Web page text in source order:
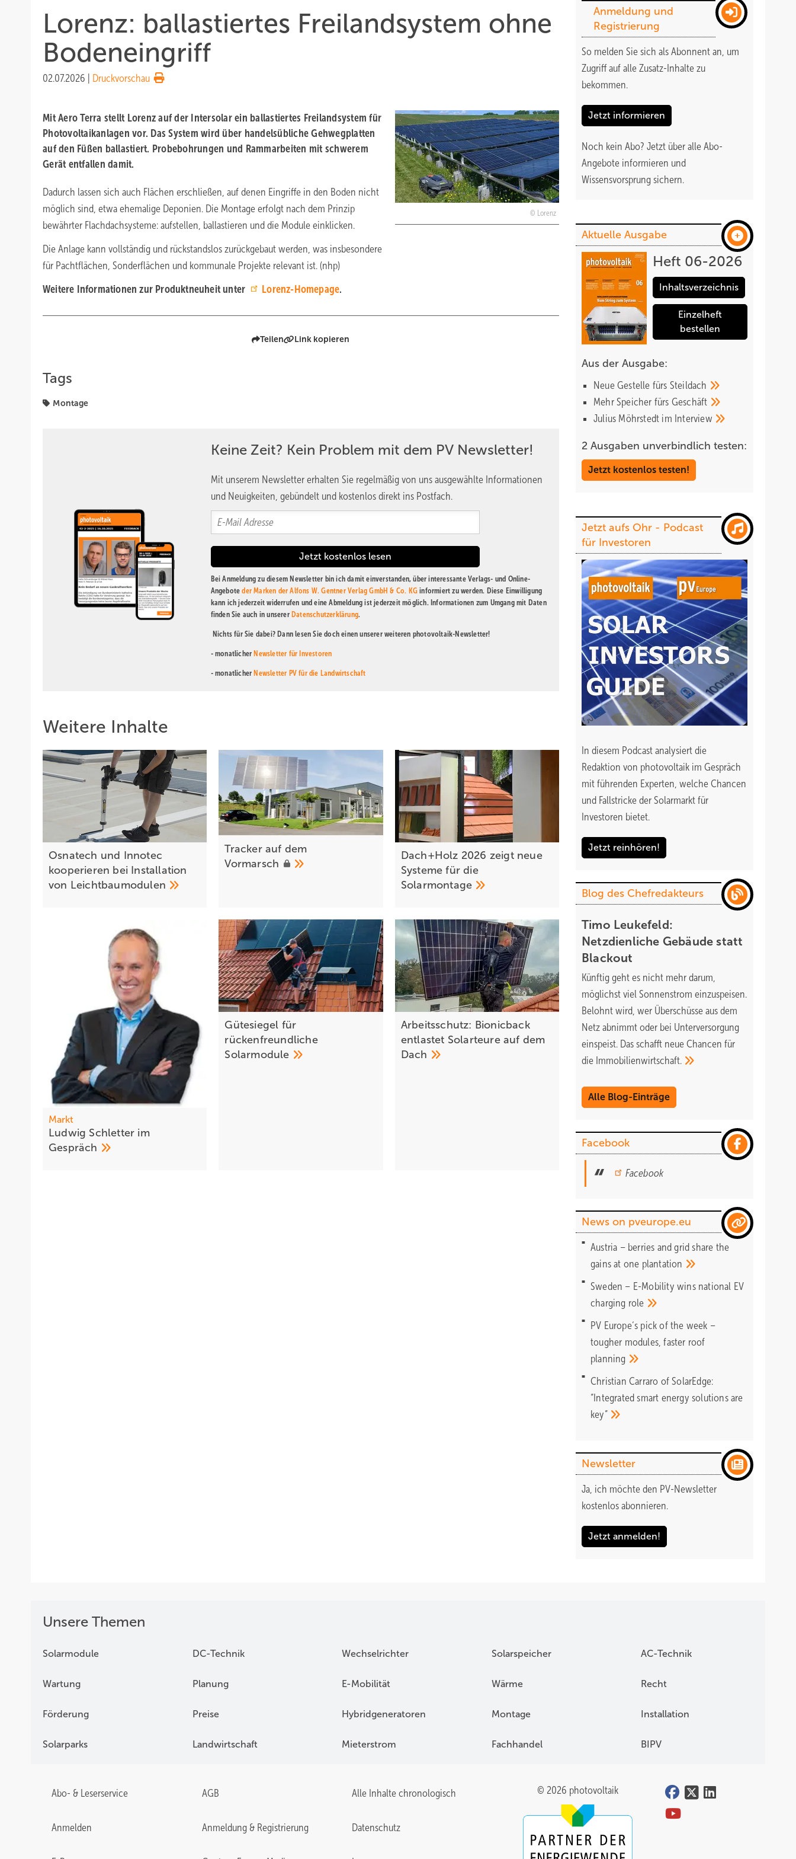
Lorenz: ballastiertes Freilandsystem ohne
Bodeneingriff
02.07.2026 Druckvorschau
Lorenz
Mit Aero Terra stellt Lorenz auf der Intersolar ein ballastiertes Freilandsystem für
Photovoltaikanlagen vor. Das System wird über handelsübliche Gehwegplatten
auf den Füßen ballastiert. Probebohrungen und Rammarbeiten mit schwerem
Gerät entfallen damit.
Dadurch lassen sich auch Flächen erschließen, auf denen Eingriffe in den Boden nicht
möglich sind, etwa ehemalige Deponien. Die Montage erfolgt nach dem Prinzip
bewährter Flachdachsysteme: aufstellen, ballastieren und die Module einklicken.
Die Anlage kann vollständig und rückstandslos zurückgebaut werden, was insbesondere
für Pachtflächen, Sonderflächen und kommunale Projekte relevant ist. (nhp)
Weitere Informationen zur Produktneuheit unter
Lorenz-Homepage.
Teilen Link kopieren
Tags
Montage
Keine Zeit? Kein Problem mit dem PV Newsletter!
Mit unserem Newsletter erhalten Sie regelmäßig von uns ausgewählte Informationen
und Neuigkeiten, gebündelt und kostenlos direkt ins Postfach.
Bei Anmeldung zu diesem Newsletter bin ich damit einverstanden, über interessante Verlags- und Online-
Angeboteder Marken der Alfons W. Gentner Verlag GmbH & Co. KG informiert zu werden. Diese Einwilligung
kann ich jederzeit widerrufen und eine Abmeldung ist jederzeit möglich. Informationen zum Umgang mit Daten
finden Sie auch in unserer Datenschutzerklärung.
Nichts für Sie dabei? Dann lesen Sie doch einen unserer weiteren photovoltaik-Newsletter!
- monatlicher Newsletter für Investoren
- monatlicher Newsletter PV für die Landwirtschaft
Weitere Inhalte
Osnatech und Innotec
kooperieren bei Installation
von Leichtbaumodulen
Tracker au f dem
Vormarsch
Dach+Holz 2026 zeigt neue
Systeme für die
Solarmontage
Markt
Ludwig Schletter im
Gespräch
Gütesiegel für
rückenfreundliche
Solarmodule
Arbeitsschutz: Bionicback
entlastet Solarteure auf dem
Dach
Anmeldung und
Registrierung
So melden Sie sich als Abonnent an, um
Zugriff auf alle Zusatz-Inhalte zu
bekommen.
Jetzt informieren
Noch kein Abo? Jetzt über alle Abo-
Angebote informieren und
Wissensvorsprung sichern.
Aktuelle Ausgabe
Heft 06-2026
Inhaltsverzeichnis
Einzelheft
bestellen
Aus der Ausgabe:
Neue Gestelle fürs Steildach
Mehr Speicher fürs Geschäft
Julius Möhrstedt im Interview
2 Ausgaben unverbindlich testen:
Jetzt kostenlos testen!
Jetzt aufs Ohr - Podcast
für Investoren
In diesem Podcast analysiert die
Redaktion von photovoltaik im Gespräch
mit führenden Experten, welche Chancen
und Fallstricke der Solarmarkt für
Investoren bietet.
Jetzt reinhören!
Blog des Chefredakteurs
Timo Leukefeld:
Netzdienliche Gebäude statt
Blackout
Künftig geht es nicht mehr darum,
möglichst viel Sonnenstrom einzuspeisen.
Belohnt wird, wer Überschüsse aus dem
Netz abnimmt oder bei Unterversorgung
einspeist. Das schafft neue Chancen für
die Immobilienwirtschaft.
Alle Blog-Einträge
Facebook
Facebook
News on pveurope.eu
Austria – berries and grid share the
gains at one plantation
Sweden – E-Mobility wins national EV
charging role
PV Europe‘s pick of the week –
tougher modules, faster roof
planning
Christian Carraro of SolarEdge:
“Integrated smart energy solutions are
key”
Newsletter
Ja, ich möchte den PV-Newsletter
kostenlos abonnieren.
Jetzt anmelden!
Unsere Themen
Solarmodule DC-Technik Wechselrichter Solarspeicher AC-Technik
Wartung Planung E-Mobilität Wärme Recht
Förderung Preise Hybridgeneratoren Montage Installation
Solarparks Landwirtschaft Mieterstrom Fachhandel BIPV
Abo- & Leserservice AGB Alle Inhalte chronologisch
Anmelden Anmeldung & Registrierung Datenschutz
© 2026 photovoltaik